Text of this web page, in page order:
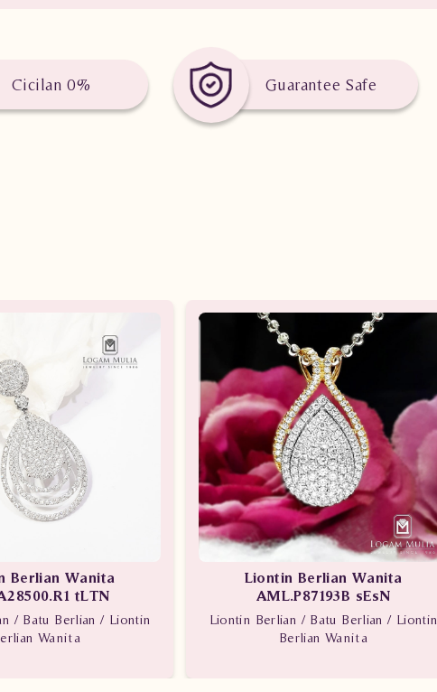
Cicilan 0% Guarantee Safe
Berlian Wanita
tLTN
/ Batu Berlian / Liontin
Wanita
Liontin Berlian Wanita
AML.P87193B sEsN
Liontin Berlian / Batu Berlian / Liontin
Berlian Wanita